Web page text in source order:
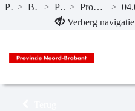
Naar hoofdinhoud
Publicaties> Begroting 2019 > Programma’s > Programma 04 Economie en energie >
Verberg navigatie